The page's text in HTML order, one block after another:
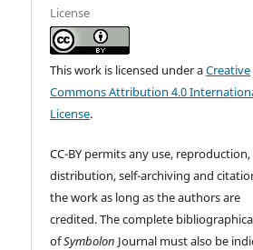
License
This work is licensed under aCreative
Commons Attribution 4.0
License.
CC-BY permits any use, reproduction,
distribution, self-archiving and
the work as long as the authors are
credited. The complete
ofSymbolon Journal must also be